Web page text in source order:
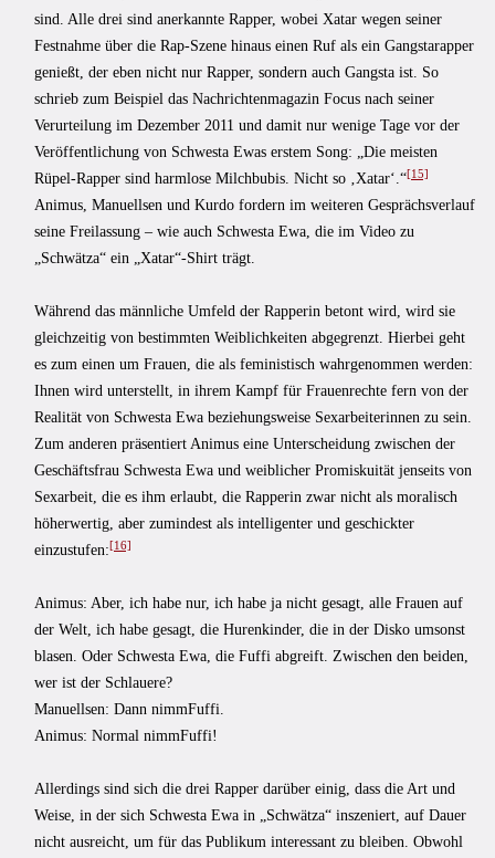
sind. Alle drei sind anerkannte Rapper, wobei Xatar wegen seiner
Festnahme über die Rap-Szene hinaus einen Ruf als ein Gangstarapper
genießt, der eben nicht nur Rapper, sondern auch Gangsta ist. So
schrieb zum Beispiel das Nachrichtenmagazin Focus nach seiner
Verurteilung im Dezember 2011 und damit nur wenige Tage vor der
Veröffentlichung von Schwesta Ewas erstem Song: „Die meisten
Rüpel-Rapper sind harmlose Milchbubis. Nicht so ‚Xatar‘.“[15]
Animus, Manuellsen und Kurdo fordern im weiteren Gesprächsverlauf
seine Freilassung – wie auch Schwesta Ewa, die im Video zu
„Schwätza“ ein „Xatar“-Shirt trägt.
Während das männliche Umfeld der Rapperin betont wird, wird sie
gleichzeitig von bestimmten Weiblichkeiten abgegrenzt. Hierbei geht
es zum einen um Frauen, die als feministisch wahrgenommen werden:
Ihnen wird unterstellt, in ihrem Kampf für Frauenrechte fern von der
Realität von Schwesta Ewa beziehungsweise Sexarbeiterinnen zu sein.
Zum anderen präsentiert Animus eine Unterscheidung zwischen der
Geschäftsfrau Schwesta Ewa und weiblicher Promiskuität jenseits von
Sexarbeit, die es ihm erlaubt, die Rapperin zwar nicht als moralisch
höherwertig, aber zumindest als intelligenter und geschickter
einzustufen:[16]
Animus: Aber, ich habe nur, ich habe ja nicht gesagt, alle Frauen auf
der Welt, ich habe gesagt, die Hurenkinder, die in der Disko umsonst
blasen. Oder Schwesta Ewa, die Fuffi abgreift. Zwischen den beiden,
wer ist der Schlauere?
Manuellsen: Dann nimmFuffi.
Animus: Normal nimmFuffi!
Allerdings sind sich die drei Rapper darüber einig, dass die Art und
Weise, in der sich Schwesta Ewa in „Schwätza“ inszeniert, auf Dauer
nicht ausreicht, um für das Publikum interessant zu bleiben. Obwohl